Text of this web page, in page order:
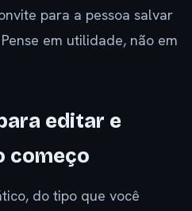
para a pessoa salvar
em utilidade, não em
editar e
começo
do tipo que você